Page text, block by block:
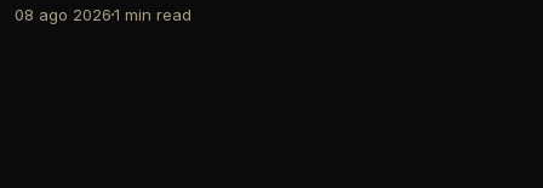
Le sfide possono apparire più grandi, ma la tua
08 ago 20261 min read